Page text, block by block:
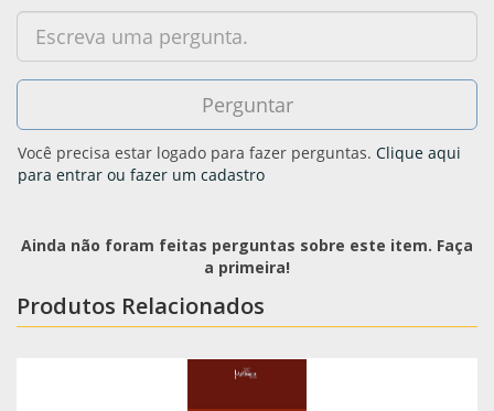
Você precisa estar logado para fazer perguntas. Clique aqui
para entrar ou fazer um cadastro
Ainda não foram feitas perguntas sobre este item. Faça
a primeira!
Produtos Relacionados